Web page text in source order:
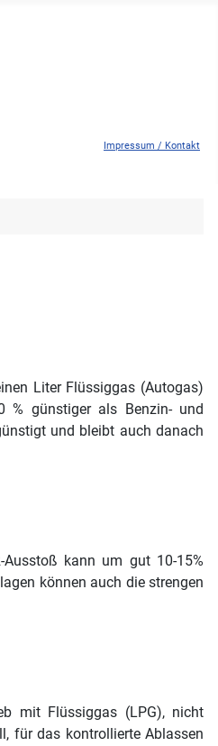
Impressum / Kontakt
Liter Flüssiggas (Autogas)
günstiger als Benzin- und
und bleibt auch danach
Ausstoß kann um gut 10-15%
können auch die strengen
mit Flüssiggas (LPG), nicht
für das kontrollierte Ablassen